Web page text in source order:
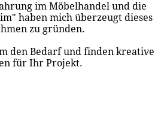
im Möbelhandel und die
haben mich überzeugt dieses
zu gründen.
den Bedarf und finden kreative
für Ihr Projekt.